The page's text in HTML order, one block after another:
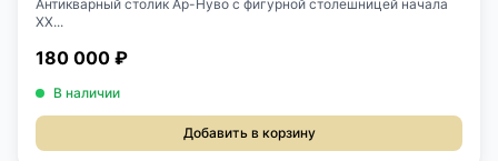
Антикварный столик Ар-Нуво с фигурной столешницей начала
XX...
180 000 ₽
В наличии
Добавить в корзину